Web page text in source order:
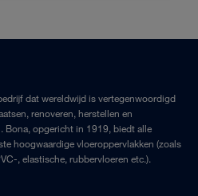
dat wereldwijd is vertegenwoordigd
renoveren, herstellen en
Bona, opgericht in 1919, biedt alle
hoogwaardige vloeroppervlakken (zoals
, elastische, rubbervloeren etc.).